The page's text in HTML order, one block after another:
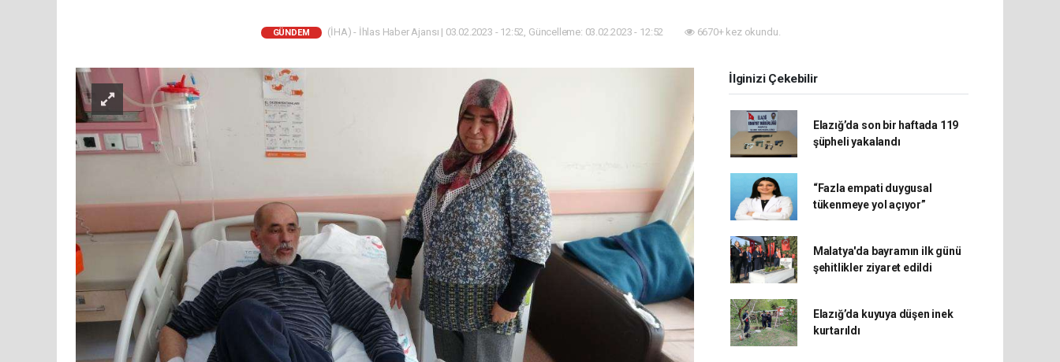
GÜNDEM (İHA) - İhlas Haber Ajansı | 03.02.2023 - 12:52, Güncelleme: 03.02.2023 - 12:52 6670+ kez okundu.
İlginizi Çekebilir
Elazığ’da son bir haftada 119
şüpheli yakalandı
“Fazla empati duygusal
tükenmeye yol açıyor”
Malatya'da bayramın ilk günü
şehitlikler ziyaret edildi
Elazığ’da kuyuya düşen inek
kurtarıldı